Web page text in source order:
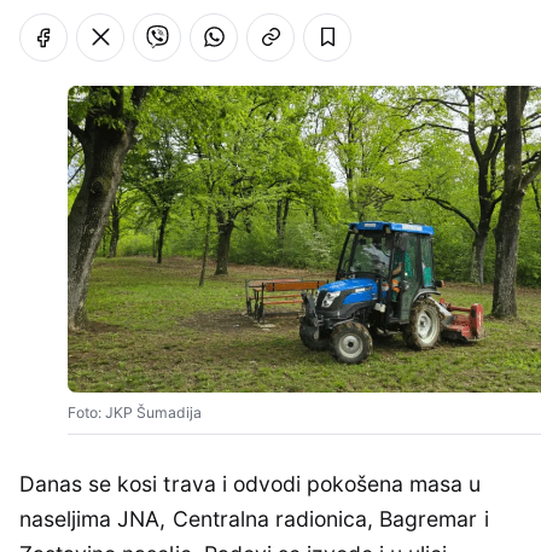
Foto: JKP Šumadija
Danas se kosi trava i odvodi pokošena masa u
naseljima JNA, Centralna radionica, Bagremar i